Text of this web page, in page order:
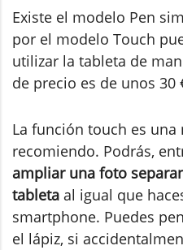
Existe el modelo Pen
por el modelo Touch
utilizar la tableta de
de precio es de unos
La función touch es una
recomiendo. Podrás,
ampliar una foto
tableta al igual que
smartphone. Puedes
el lápiz, si